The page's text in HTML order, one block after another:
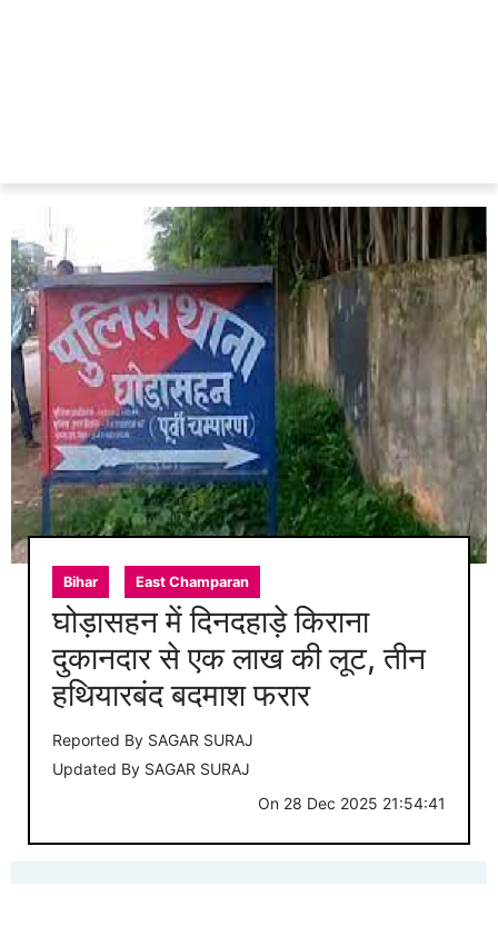
Bihar East Champaran
घोड़ासहन में दिनदहाड़े किराना
दुकानदार से एक लाख की लूट, तीन
हथियारबंद बदमाश फरार
Reported By SAGAR SURAJ
Updated By SAGAR SURAJ
On 28 Dec 2025 21:54:41